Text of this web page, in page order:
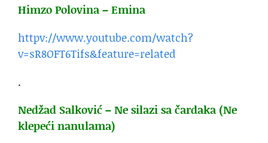
Himzo Polovina – Emina
httpv://www.youtube.com/watch?
v=sR8OFT6Tifs&feature=related
.
Nedžad Salković – Ne silazi sa čardaka (Ne
klepeći nanulama)